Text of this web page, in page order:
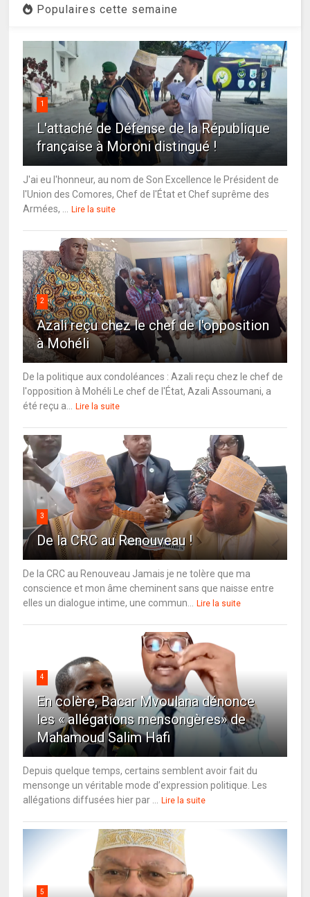
Populaires cette semaine
1
L'attaché de Défense de la République
française à Moroni distingué !
J'ai eu l'honneur, au nom de Son Excellence le Président de
l'Union des Comores, Chef de l'État et Chef suprême des
Armées, ... Lire la suite
2
Azali reçu chez le chef de l'opposition
à Mohéli
De la politique aux condoléances : Azali reçu chez le chef de
l'opposition à Mohéli Le chef de l'État, Azali Assoumani, a
été reçu a... Lire la suite
3
De la CRC au Renouveau !
De la CRC au Renouveau Jamais je ne tolère que ma
conscience et mon âme cheminent sans que naisse entre
elles un dialogue intime, une commun... Lire la suite
4
En colère, Bacar Mvoulana dénonce
les « allégations mensongères» de
Mahamoud Salim Hafi
Depuis quelque temps, certains semblent avoir fait du
mensonge un véritable mode d’expression politique. Les
allégations diffusées hier par ... Lire la suite
5